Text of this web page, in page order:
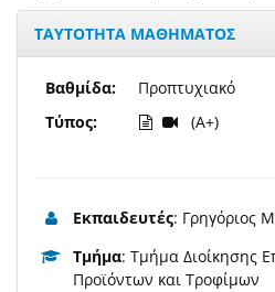
ΤΑΥΤΟΤΗΤΑ ΜΑΘΗΜΑΤΟΣ
Βαθμίδα:
Τύπος:
Προπτυχιακό
(A+)
Εκπαιδευτές: Γρηγόριος
Τμήμα: Τμήμα Διοίκησης
Προϊόντων και Τροφίμων